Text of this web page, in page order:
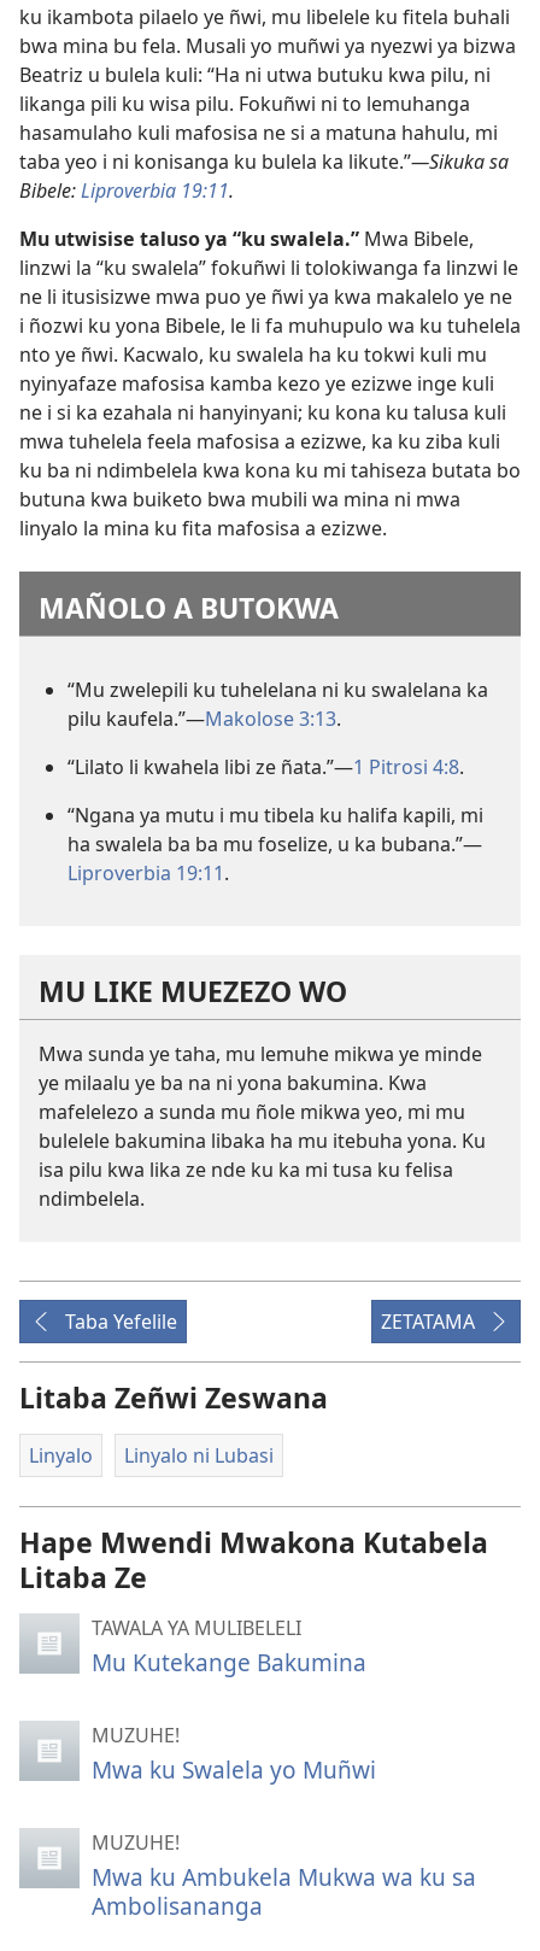
ku ikambota pilaelo ye ñwi, mu libelele ku fitela buhali
bwa mina bu fela. Musali yo muñwi ya nyezwi ya bizwa
Beatriz u bulela kuli: “Ha ni utwa butuku kwa pilu, ni
likanga pili ku wisa pilu. Fokuñwi ni to lemuhanga
hasamulaho kuli mafosisa ne si a matuna hahulu, mi
taba yeo i ni konisanga ku bulela ka likute.”—Sikuka sa
Bibele:Liproverbia 19:11.
Mu utwisise taluso ya “ku swalela.” Mwa Bibele,
linzwi la “ku swalela” fokuñwi li tolokiwanga fa linzwi le
ne li itusisizwe mwa puo ye ñwi ya kwa makalelo ye ne
i ñozwi ku yona Bibele, le li fa muhupulo wa ku tuhelela
nto ye ñwi. Kacwalo, ku swalela ha ku tokwi kuli mu
nyinyafaze mafosisa kamba kezo ye ezizwe inge kuli
ne i si ka ezahala ni hanyinyani; ku kona ku talusa kuli
mwa tuhelela feela mafosisa a ezizwe, ka ku ziba kuli
ku ba ni ndimbelela kwa kona ku mi tahiseza butata bo
butuna kwa buiketo bwa mubili wa mina ni mwa
linyalo la mina ku fita mafosisa a ezizwe.
MAÑOLO A BUTOKWA
“Mu zwelepili ku tuhelelana ni ku swalelana ka
pilu kaufela.”—Makolose 3:13.
“Lilato li kwahela libi ze ñata.”—1 Pitrosi 4:8.
“Ngana ya mutu i mu tibela ku halifa kapili, mi
ha swalela ba ba mu foselize, u ka bubana.”—
Liproverbia 19:11.
MU LIKE MUEZEZO WO
Mwa sunda ye taha, mu lemuhe mikwa ye minde
ye milaalu ye ba na ni yona bakumina. Kwa
mafelelezo a sunda mu ñole mikwa yeo, mi mu
bulelele bakumina libaka ha mu itebuha yona. Ku
isa pilu kwa lika ze nde ku ka mi tusa ku felisa
ndimbelela.
Taba Yefelile ZETATAMA
Litaba Zeñwi Zeswana
Linyalo Linyalo ni Lubasi
Hape Mwendi Mwakona Kutabela
Litaba Ze
TAWALA YA MULIBELELI
Mu Kutekange Bakumina
MUZUHE!
Mwa ku Swalela yo Muñwi
MUZUHE!
Mwa ku Ambukela Mukwa wa ku sa
Ambolisananga